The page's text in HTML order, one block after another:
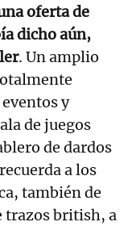
oferta de
dicho aún,
. Un amplio
y
de juegos
de dardos
a los
también de
trazos british, a